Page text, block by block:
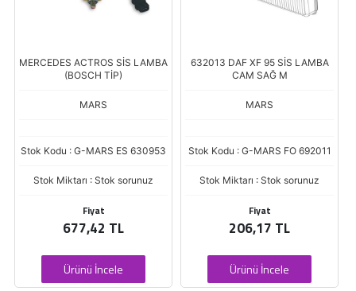
632013 DAF XF 95 SİS LAMBA
CAM SAĞ M
MARS
Stok Kodu : G-MARS FO 692011
Stok Miktarı : Stok sorunuz
Fiyat
206,17 TL
Ürünü İncele
SIS LAMBA TOYOTA SOL
MARS
Stok Kodu : BSR-MAR-532102
Stok Miktarı : Stokta Var
Fiyat
562,70 TL
Ürünü İncele